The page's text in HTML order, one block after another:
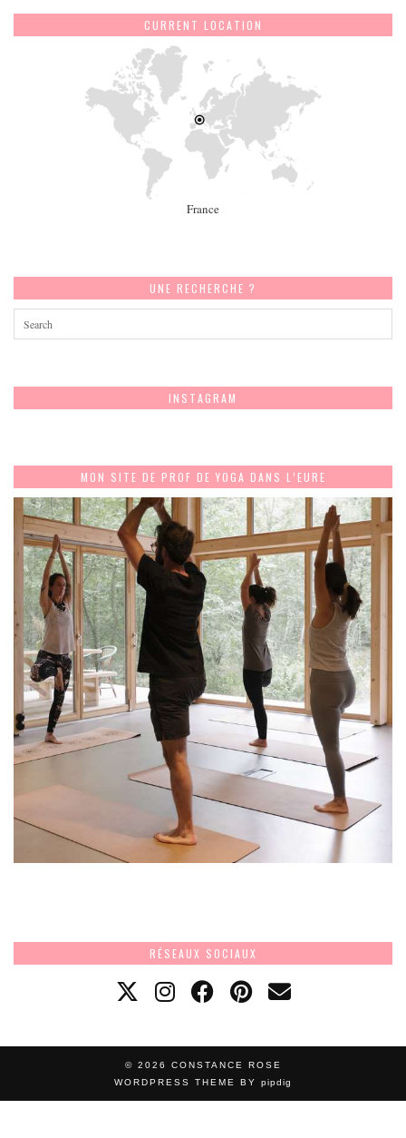
CURRENT LOCATION
France
UNE RECHERCHE ?
INSTAGRAM
MON SITE DE PROF DE YOGA DANS L’EURE
RÉSEAUX SOCIAUX
© 2026 CONSTANCE ROSE
WORDPRESS THEME BY pipdig